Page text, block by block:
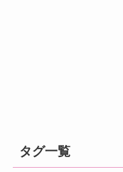
タグ一覧